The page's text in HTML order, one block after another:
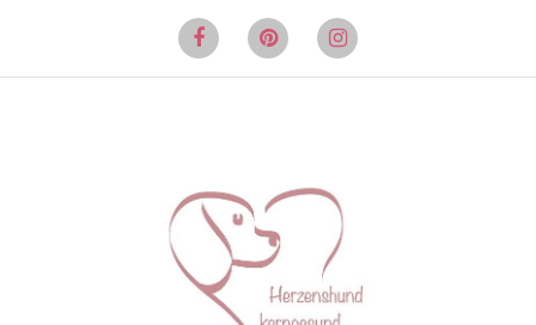
Inhalt
FacebookPinterestInstagram